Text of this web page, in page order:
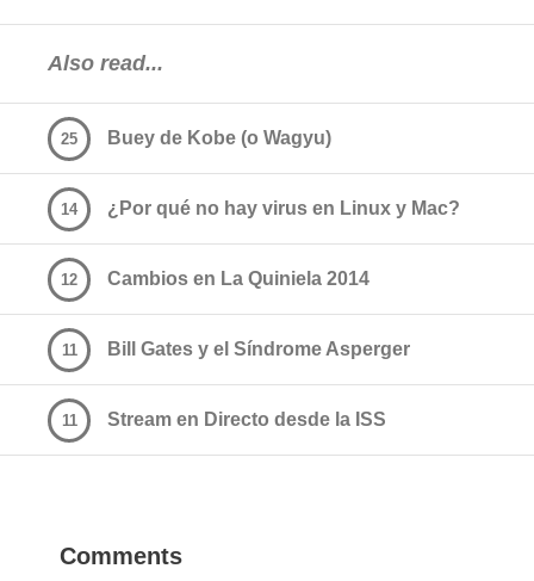
Also read...
Buey de Kobe (o Wagyu)
25
¿Por qué no hay virus en Linux y Mac?
14
Cambios en La Quiniela 2014
12
Bill Gates y el Síndrome Asperger
11
Stream en Directo desde la ISS
11
Comments